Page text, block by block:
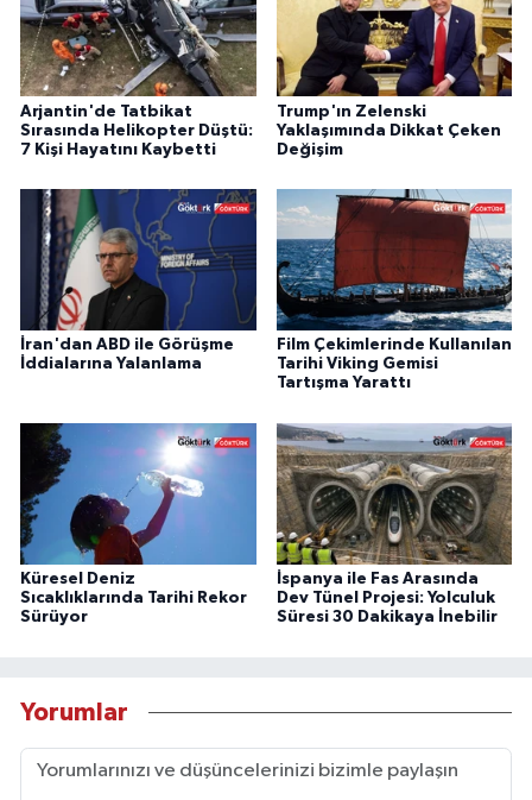
Arjantin'de Tatbikat
Sırasında Helikopter Düştü:
7 Kişi Hayatını Kaybetti
Trump'ın Zelenski
Yaklaşımında Dikkat Çeken
Değişim
İran'dan ABD ile Görüşme
İddialarına Yalanlama
Film Çekimlerinde Kullanılan
Tarihi Viking Gemisi
Tartışma Yarattı
Küresel Deniz
Sıcaklıklarında Tarihi Rekor
Sürüyor
İspanya ile Fas Arasında
Dev Tünel Projesi: Yolculuk
Süresi 30 Dakikaya İnebilir
Yorumlar